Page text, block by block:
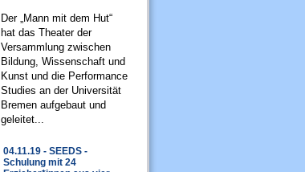
Der „Mann mit dem Hut“
hat das Theater der
Versammlung zwischen
Bildung, Wissenschaft und
Kunst und die Performance
Studies an der Universität
Bremen aufgebaut und
geleitet...
04.11.19 - SEEDS -
Schulung mit 24